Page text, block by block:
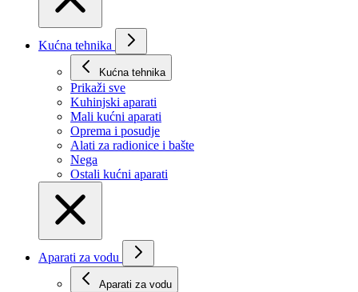
Kućna tehnika
Kućna tehnika
Prikaži svе
Kuhinjski aparati
Mali kućni aparati
Oprema i posudje
Alati za radionice i bašte
Nega
Ostali kućni aparati
Aparati za vodu
Aparati za vodu